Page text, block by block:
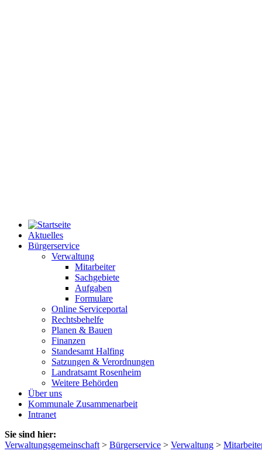
Aktuelles
Bürgerservice
Verwaltung
Mitarbeiter
Sachgebiete
Aufgaben
Formulare
Online Serviceportal
Rechtsbehelfe
Planen & Bauen
Finanzen
Standesamt Halfing
Satzungen & Verordnungen
Landratsamt Rosenheim
Weitere Behörden
Über uns
Kommunale Zusammenarbeit
Intranet
Sie sind hier:
Verwaltungsgemeinschaft > Bürgerservice > Verwaltung >